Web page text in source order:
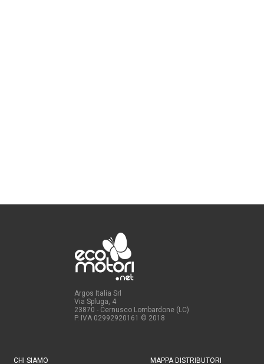
Argos Italia Srl
Via Spluga, 4
23870 - Cernusco Lombardone (LC)
P. IVA 02992920161 © 2018
CHI SIAMO MAPPA DISTRIBUTORI